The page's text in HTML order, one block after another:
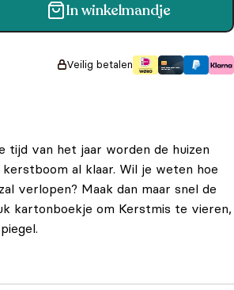
- Kerstmis aantal
In winkelmandje
Veilig betalen
tijd van het jaar worden de huizen
al klaar. Wil je weten hoe
verlopen? Maak dan maar snel de
kartonboekje om Kerstmis te vieren,